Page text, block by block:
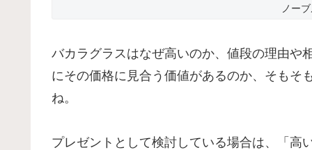
ノー
バカラグラスはなぜ高いのか、値段の理由や
にその価格に見合う価値があるのか、そもそ
ね。
プレゼントとして検討している場合は、「高